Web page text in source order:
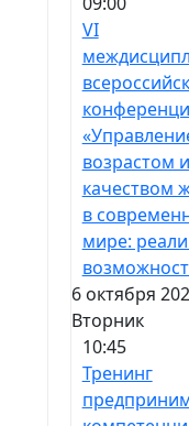
VI
возрастом и
качеством
в
мире:
6 октября
Вторник
10:45
Тренинг